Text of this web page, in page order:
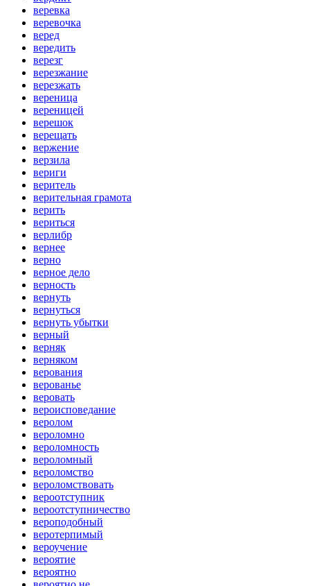
веревка
веревочка
веред
вередить
верезг
верезжание
верезжать
вереница
вереницей
верешок
верещать
вержение
верзила
вериги
веритель
верительная грамота
верить
вериться
верлибр
вернее
верно
верное дело
верность
вернуть
вернуться
вернуть убытки
верный
верняк
верняком
верования
верованье
веровать
вероисповедание
веролом
вероломно
вероломность
вероломный
вероломство
вероломствовать
вероотступник
вероотступничество
вероподобный
веротерпимый
вероучение
вероятие
вероятно